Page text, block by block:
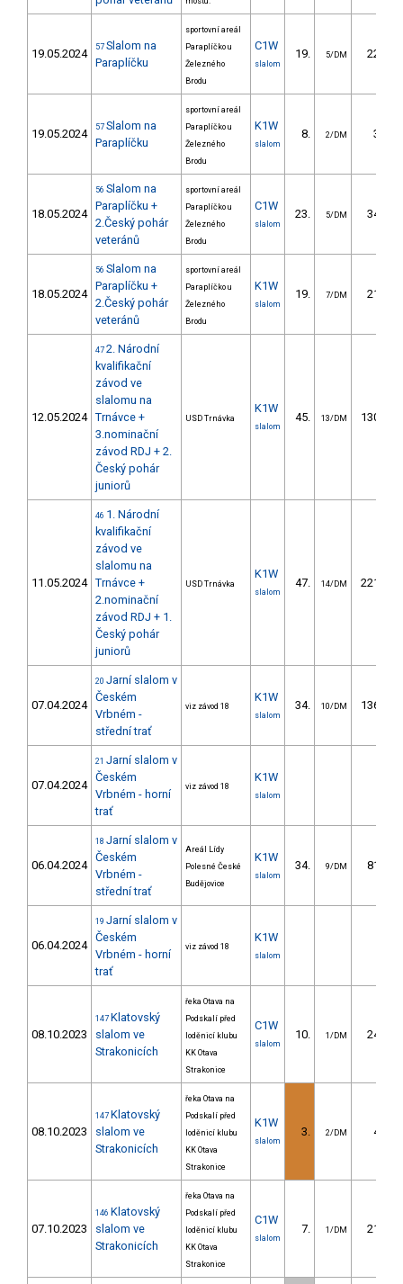
19.05.2024 57 Slalom na
Paraplíčku
sportovní areál
Paraplíčko u
Železného
Brodu
C1W
slalom
19. 5/DM 22.40
19.05.2024 57 Slalom na
Paraplíčku
sportovní areál
Paraplíčko u
Železného
Brodu
K1W
slalom
8. 2/DM 3.90
18.05.2024
56 Slalom na
Paraplíčku +
2.Český pohár
veteránů
sportovní areál
Paraplíčko u
Železného
Brodu
C1W
slalom
23. 5/DM 34.30
18.05.2024
56 Slalom na
Paraplíčku +
2.Český pohár
veteránů
sportovní areál
Paraplíčko u
Železného
Brodu
K1W
slalom
19. 7/DM 21.00
12.05.2024
47 2. Národní
kvalifikační
závod ve
slalomu na
Trnávce +
3.nominační
závod RDJ + 2.
Český pohár
juniorů
USD Trnávka
K1W
slalom
45. 13/DM 130.62
11.05.2024
46 1. Národní
kvalifikační
závod ve
slalomu na
Trnávce +
2.nominační
závod RDJ + 1.
Český pohár
juniorů
USD Trnávka
K1W
slalom
47. 14/DM 221.63
07.04.2024
20 Jarní slalom v
Českém
Vrbném -
střední trať
viz závod 18
K1W
slalom
34. 10/DM 136.17
07.04.2024
21 Jarní slalom v
Českém
Vrbném - horní
trať
viz závod 18
K1W
slalom
06.04.2024
18 Jarní slalom v
Českém
Vrbném -
střední trať
Areál Lídy
Polesné České
Budějovice
K1W
slalom
34. 9/DM 81.08
06.04.2024
19 Jarní slalom v
Českém
Vrbném - horní
trať
viz závod 18
K1W
slalom
08.10.2023
147 Klatovský
slalom ve
Strakonicích
řeka Otava na
Podskalí před
loděnicí klubu
KK Otava
Strakonice
C1W
slalom
10. 1/DM 24.46
08.10.2023
147 Klatovský
slalom ve
Strakonicích
řeka Otava na
Podskalí před
loděnicí klubu
KK Otava
Strakonice
K1W
slalom
3. 2/DM 4.55
07.10.2023
146 Klatovský
slalom ve
Strakonicích
řeka Otava na
Podskalí před
loděnicí klubu
KK Otava
Strakonice
C1W
slalom
7. 1/DM 21.66